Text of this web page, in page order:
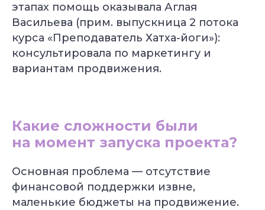
этапах помощь оказывала Аглая
Васильева (прим. выпускница 2 потока
курса «Преподаватель Хатха-йоги»):
консультировала по маркетингу и
вариантам продвижения.
Какие сложности были
на момент запуска проекта?
Основная проблема — отсутствие
финансовой поддержки извне,
маленькие бюджеты на продвижение.